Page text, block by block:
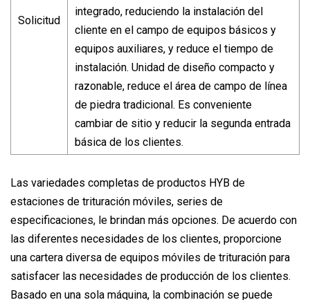
Solicitud
integrado, reduciendo la instalación del
cliente en el campo de equipos básicos y
equipos auxiliares, y reduce el tiempo de
instalación. Unidad de diseño compacto y
razonable, reduce el área de campo de línea
de piedra tradicional. Es conveniente
cambiar de sitio y reducir la segunda entrada
básica de los clientes.
Las variedades completas de productos HYB de
estaciones de trituración móviles, series de
especificaciones, le brindan más opciones. De acuerdo con
las diferentes necesidades de los clientes, proporcione
una cartera diversa de equipos móviles de trituración para
satisfacer las necesidades de producción de los clientes.
Basado en una sola máquina, la combinación se puede